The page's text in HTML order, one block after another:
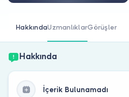
HakkındaUzmanlıklarGörüşler
Hakkında
İçerik Bulunamadı